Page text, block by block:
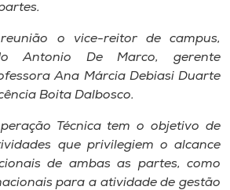
o vice-reitor de campus,
Antonio De Marco, gerente
Ana Márcia Debiasi Duarte
Boita Dalbosco.
Técnica tem o objetivo de
que privilegiem o alcance
de ambas as partes, como
para a atividade de gestão